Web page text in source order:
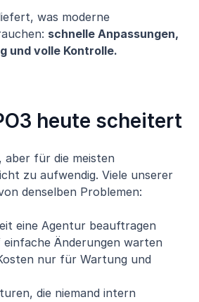
was moderne
schnelle Anpassungen,
und volle Kontrolle.
heute scheitert
aber für die meisten
zu aufwendig. Viele unserer
denselben Problemen:
eine Agentur beauftragen
einfache Änderungen warten
nur für Wartung und
die niemand intern